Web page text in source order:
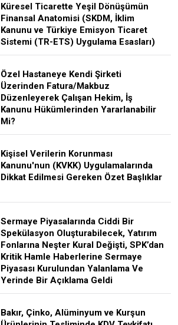
Küresel Ticarette Yeşil Dönüşümün
Finansal Anatomisi (SKDM, İklim
Kanunu ve Türkiye Emisyon Ticaret
Sistemi (TR-ETS) Uygulama Esasları)
Özel Hastaneye Kendi Şirketi
Üzerinden Fatura/Makbuz
Düzenleyerek Çalışan Hekim, İş
Kanunu Hükümlerinden Yararlanabilir
Mi?
Kişisel Verilerin Korunması
Kanunu'nun (KVKK) Uygulamalarında
Dikkat Edilmesi Gereken Özet Başlıklar
Sermaye Piyasalarında Ciddi Bir
Spekülasyon Oluşturabilecek, Yatırım
Fonlarına Neşter Kural Değişti, SPK’dan
Kritik Hamle Haberlerine Sermaye
Piyasası Kurulundan Yalanlama Ve
Yerinde Bir Açıklama Geldi
Bakır, Çinko, Alüminyum ve Kurşun